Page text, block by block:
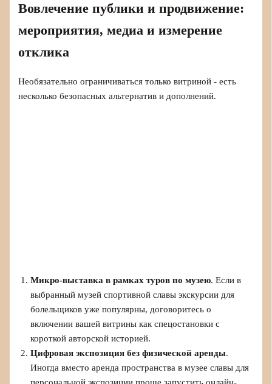
Вовлечение публики и продвижение:
мероприятия, медиа и измерение
отклика
Необязательно ограничиваться только витриной - есть
несколько безопасных альтернатив и дополнений.
Микро-выставка в рамках туров по музею. Если в
выбранный музей спортивной славы экскурсии для
болельщиков уже популярны, договоритесь о
включении вашей витрины как спецостановки с
короткой авторской историей.
Цифровая экспозиция без физической аренды.
Иногда вместо аренда пространства в музее славы для